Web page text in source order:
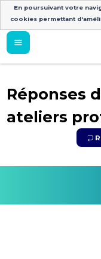
Réponses
ateliers
En poursuivant votre
cookies permettant